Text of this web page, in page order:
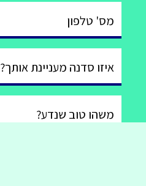
מס' טלפון
איזו סדנה מעניינת אותך?
משהו טוב שנדע?